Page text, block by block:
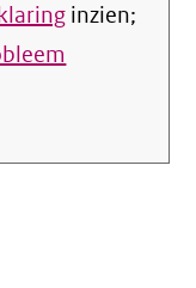
inzien;